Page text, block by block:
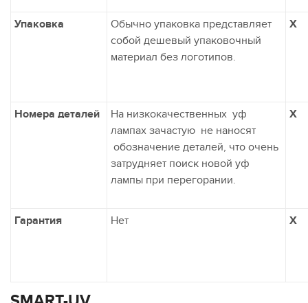
Упаковка
Обычно упаковка представляет
собой дешевый упаковочный
материал без логотипов.
X
Номера деталей
На низкокачественных уф
лампах зачастую не наносят
обозначение деталей, что очень
затрудняет поиск новой уф
лампы при перегорании.
X
Гарантия Нет X